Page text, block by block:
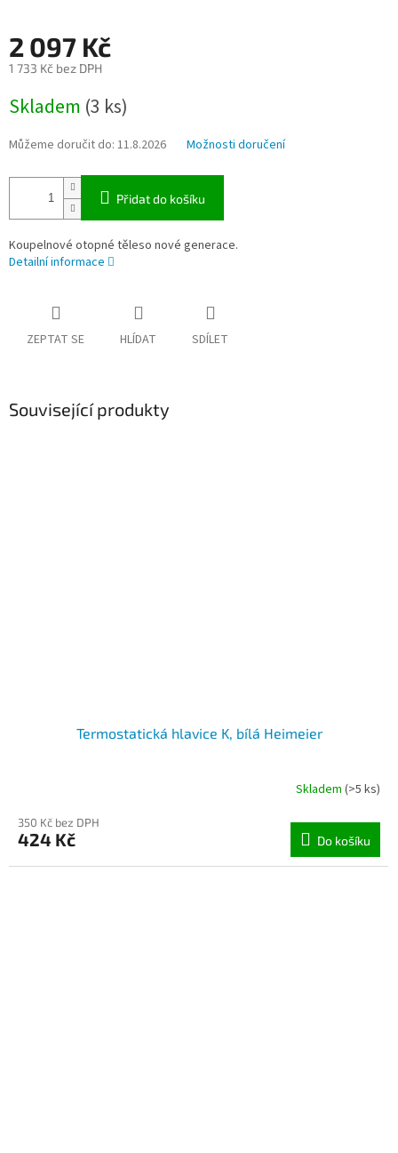
2 097 Kč
1 733 Kč bez DPH
cena:
Skladem (3 ks)
Můžeme doručit do: 11.8.2026 Možnosti doručení
Přidat do košíku
Koupelnové otopné těleso nové generace.
Detailní informace
ZEPTAT SE HLÍDAT SDÍLET
Související produkty
Termostatická hlavice K, bílá Heimeier
Skladem (>5 ks)
350 Kč bez DPH
424 Kč Do košíku